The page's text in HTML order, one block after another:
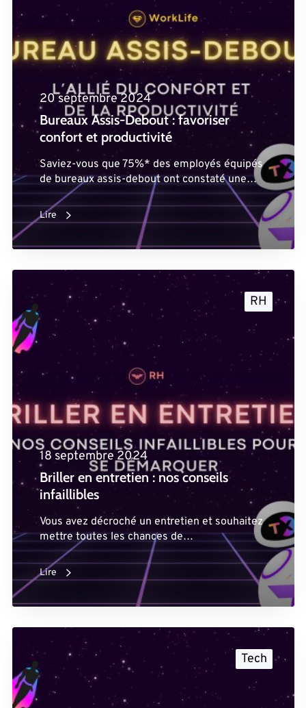
20 septembre 2024
Bureaux Assis-Debout : favoriser
confort et productivité
Saviez-vous que 75%* des employés équipés
de bureaux assis-debout ont constaté une…
Lire
RH
18 septembre 2024
Briller en entretien : nos conseils
infaillibles
Vous avez décroché un entretien et souhaitez
mettre toutes les chances de…
Lire
Tech